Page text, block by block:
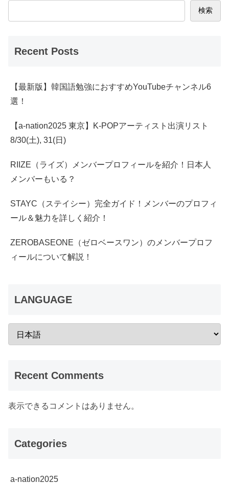
検索
Recent Posts
【最新版】韓国語勉強におすすめYouTubeチャンネル6
選！
【a-nation2025 東京】K-POPアーティスト出演リスト
8/30(土), 31(日)
RIIZE（ライズ）メンバープロフィールを紹介！日本人
メンバーもいる？
STAYC（ステイシー）完全ガイド！メンバーのプロフィ
ール＆魅力を詳しく紹介！
ZEROBASEONE（ゼロベースワン）のメンバープロフ
ィールについて解説！
LANGUAGE
Recent Comments
表示できるコメントはありません。
Categories
a-nation2025